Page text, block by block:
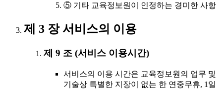
⑤ 기타 교육정보원이 인정하는 경미한 사항
제 3 장 서비스의 이용
제 9 조 (서비스 이용시간)
서비스의 이용 시간은 교육정보원의 업무 및
기술상 특별한 지장이 없는 한 연중무휴, 1일